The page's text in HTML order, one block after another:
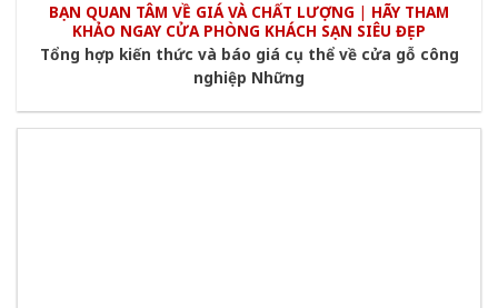
BẠN QUAN TÂM VỀ GIÁ VÀ CHẤT LƯỢNG | HÃY THAM
KHẢO NGAY CỬA PHÒNG KHÁCH SẠN SIÊU ĐẸP
Tổng hợp kiến thức và báo giá cụ thể về cửa gỗ công
nghiệp Những